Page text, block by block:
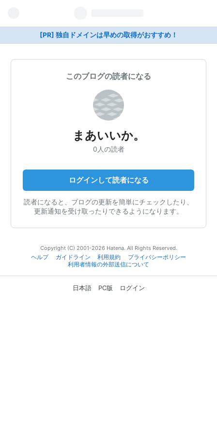
[PR] 独自ドメインは早めの取得がおすすめ！
このブログの読者になる
まあいいか。
0人の読者
ログインして読者になる
読者になると、ブログの更新を簡単にチェックしたり、
更新通知を受け取ったりできるようになります。
Copyright (C) 2001-2026 Hatena. All Rights Reserved.
ヘルプ
ガイドライン 利用規約
プライバシーポリシー
利用者情報の外部送信について
日本語 PC版 ログイン